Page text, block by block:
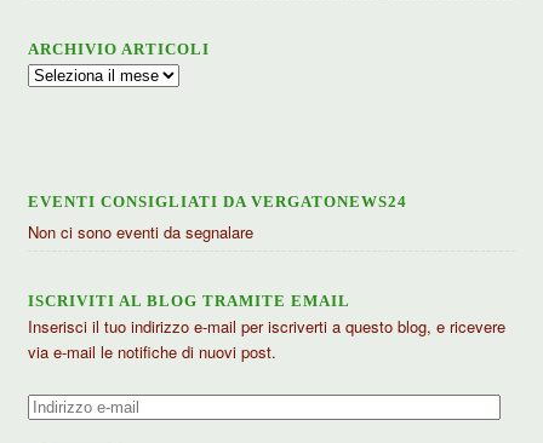
ARCHIVIO ARTICOLI
Archivio
EVENTI CONSIGLIATI DA VERGATONEWS24
Non ci sono eventi da segnalare
ISCRIVITI AL BLOG TRAMITE EMAIL
Inserisci il tuo indirizzo e-mail per iscriverti a questo blog, e ricevere
via e-mail le notifiche di nuovi post.
Indirizzo